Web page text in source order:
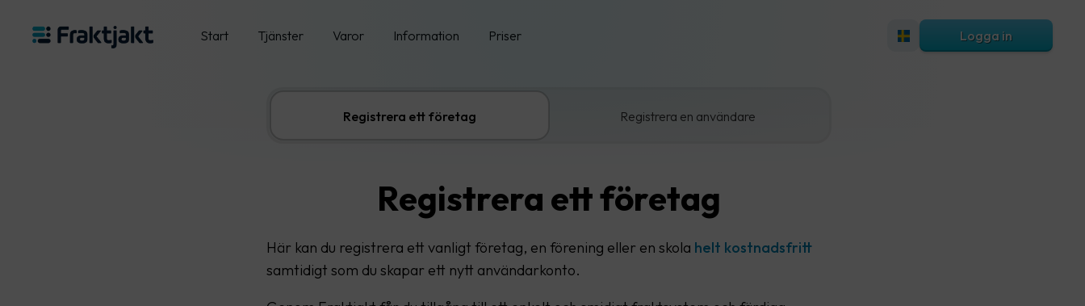
Start Tjänster Varor Information Priser Logga in
Registrera ett företag Registrera en användare
Registrera ett företag
Här kan du registrera ett vanligt företag, en förening eller en skola helt kostnadsfritt
samtidigt som du skapar ett nytt användarkonto.